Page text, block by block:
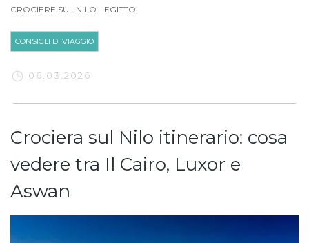
CROCIERE SUL NILO - EGITTO
CONSIGLI DI VIAGGIO
06.03.2026
Crociera sul Nilo itinerario: cosa
vedere tra Il Cairo, Luxor e
Aswan